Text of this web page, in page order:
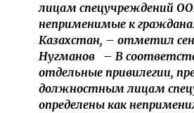
лицам спецучреждений
неприменимые к
Казахстан, – отметил
Нугманов – В
отдельные привилегии,
должностным лицам
определены как